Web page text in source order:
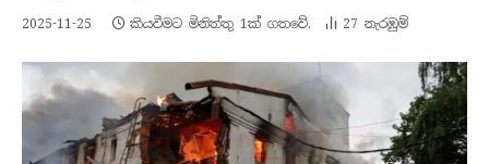
2025-11-25 කියවීමට මිනිත්තු 1ක් ගතවේ. 27 නැරඹු​ම්